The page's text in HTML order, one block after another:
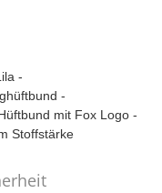
-
-
mit Fox Logo -
Stoffstärke